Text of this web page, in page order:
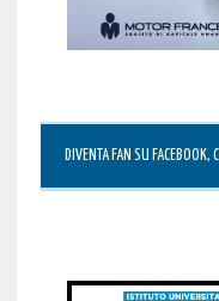
DIVENTA FAN SU FACEBOOK,